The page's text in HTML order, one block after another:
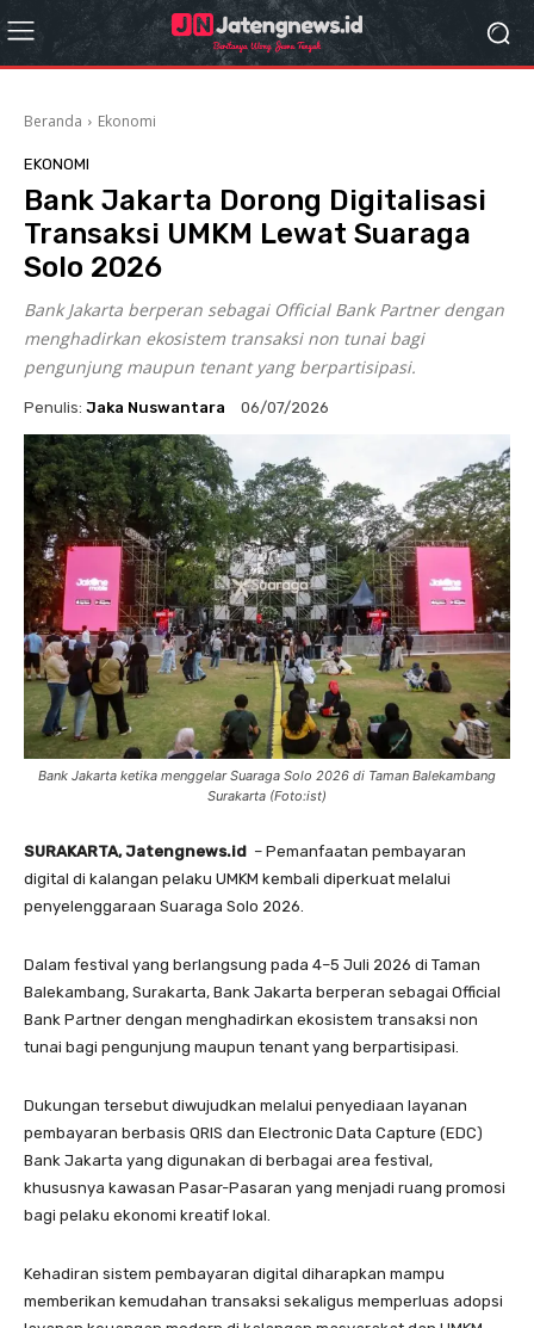
Beranda Ekonomi
EKONOMI
Bank Jakarta Dorong Digitalisasi
Transaksi UMKM Lewat Suaraga
Solo 2026
Bank Jakarta berperan sebagai Official Bank Partner dengan
menghadirkan ekosistem transaksi non tunai bagi
pengunjung maupun tenant yang berpartisipasi.
Penulis: Jaka Nuswantara 06/07/2026
Bank Jakarta ketika menggelar Suaraga Solo 2026 di Taman Balekambang
Surakarta (Foto:ist)
SURAKARTA, Jatengnews.id – Pemanfaatan pembayaran
digital di kalangan pelaku UMKM kembali diperkuat melalui
penyelenggaraan Suaraga Solo 2026.
Dalam festival yang berlangsung pada 4–5 Juli 2026 di Taman
Balekambang, Surakarta, Bank Jakarta berperan sebagai Official
Bank Partner dengan menghadirkan ekosistem transaksi non
tunai bagi pengunjung maupun tenant yang berpartisipasi.
Dukungan tersebut diwujudkan melalui penyediaan layanan
pembayaran berbasis QRIS dan Electronic Data Capture (EDC)
Bank Jakarta yang digunakan di berbagai area festival,
khususnya kawasan Pasar-Pasaran yang menjadi ruang promosi
bagi pelaku ekonomi kreatif lokal.
Kehadiran sistem pembayaran digital diharapkan mampu
memberikan kemudahan transaksi sekaligus memperluas adopsi